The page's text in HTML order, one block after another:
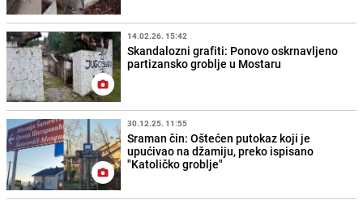
14.02.26. 15:42
Skandalozni grafiti: Ponovo oskrnavljeno
partizansko groblje u Mostaru
30.12.25. 11:55
Sraman čin: Oštećen putokaz koji je
upućivao na džamiju, preko ispisano
"Katoličko groblje"